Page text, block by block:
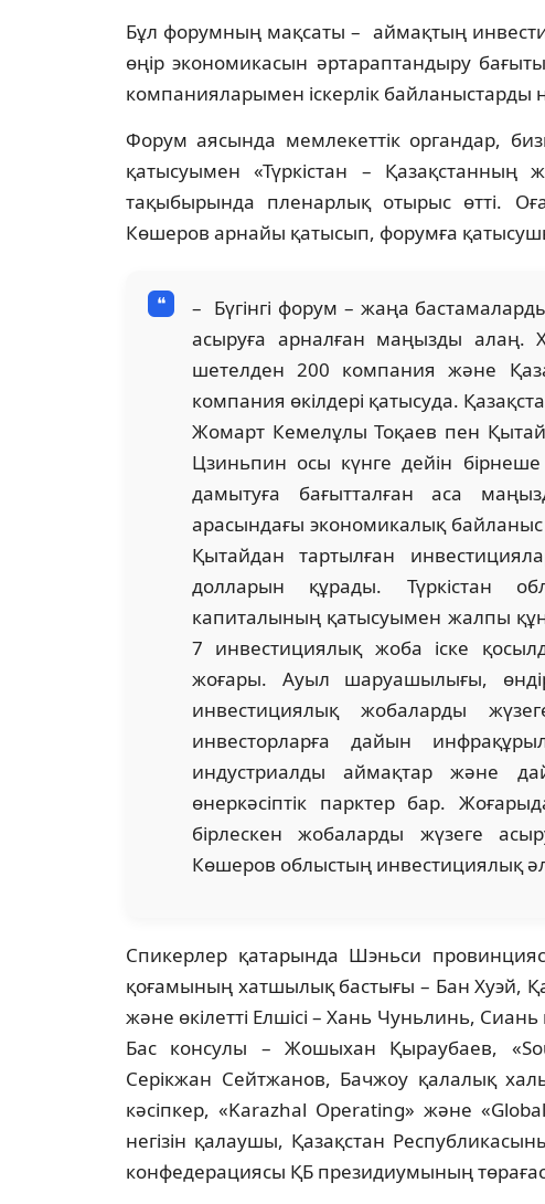
Бұл форумның мақсаты – аймақтың
өңір экономикасын әртараптандыру
компанияларымен іскерлік байланыстарды
Форум аясында мемлекеттік органдар,
қатысуымен «Түркістан – Қазақстанның
тақыбырында пленарлық отырыс өтті.
Көшеров арнайы қатысып, форумға
– Бүгінгі форум – жаңа
асыруға арналған маңызды алаң.
шетелден 200 компания және
компания өкілдері қатысуда.
Жомарт Кемелұлы Тоқаев пен
Цзиньпин осы күнге дейін бірнеше
дамытуға бағытталған аса
арасындағы экономикалық байланыс
Қытайдан тартылған
долларын құрады. Түркістан
капиталының қатысуымен жалпы
7 инвестициялық жоба іске
жоғары. Ауыл шаруашылығы,
инвестициялық жобаларды
инвесторларға дайын
индустриалды аймақтар және
өнеркәсіптік парктер бар.
бірлескен жобаларды жүзеге
Көшеров облыстың инвестициялық
Спикерлер қатарында Шэньси
қоғамының хатшылық бастығы – Бан Хуэй,
және өкілетті Елшісі – Хань Чуньлинь,
Бас консулы – Жошыхан Қыраубаев,
Серікжан Сейтжанов, Бачжоу қалалық
кәсіпкер, «Karazhal Operating» және
негізін қалаушы, Қазақстан
конфедерациясы ҚБ президиумының